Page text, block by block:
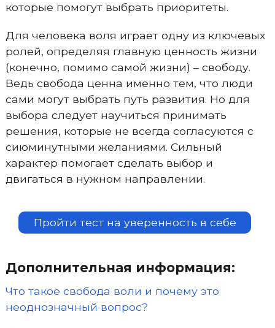
которые помогут выбрать приоритеты.
Для человека воля играет одну из ключевых
ролей, определяя главную ценность жизни
(конечно, помимо самой жизни) – свободу.
Ведь свобода ценна именно тем, что люди
сами могут выбрать путь развития. Но для
выбора следует научиться принимать
решения, которые не всегда согласуются с
сиюминутными желаниями. Сильный
характер помогает сделать выбор и
двигаться в нужном направлении.
Пройти тест на уверенность в себе
Дополнительная информация:
Что такое свобода воли и почему это
неоднозначный вопрос?